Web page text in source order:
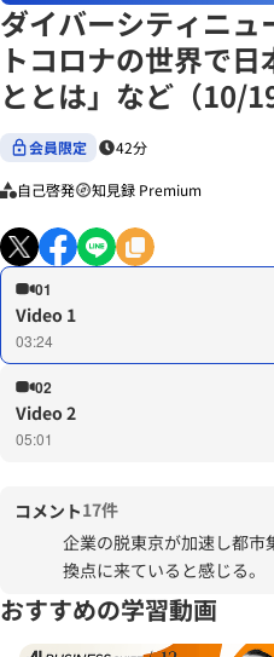
ダイバーシティニ
トコロナの世界で
ととは」など（10/
会員限定 42分
自己啓発 知見録 Premium
01
Video 1
03:24
02
Video 2
05:01
コメント17件
企業の脱東京が加速し都
換点に来ていると感じる。
おすすめの学習動画